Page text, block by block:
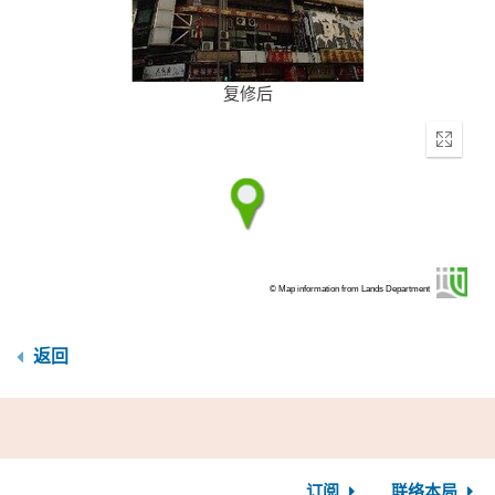
复修后
Enter
© Map information from Lands Department
返回